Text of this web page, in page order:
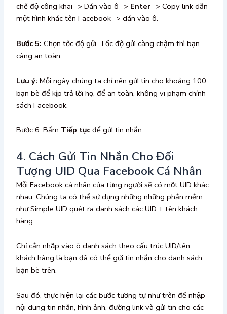
chế độ công khai -> Dán vào ô -> Enter -> Copy link dẫn
một hình khác tên Facebook -> dán vào ô.
Bước 5: Chọn tốc độ gửi. Tốc độ gửi càng chậm thì bạn
càng an toàn.
Lưu ý: Mỗi ngày chúng ta chỉ nên gửi tin cho khoảng 100
bạn bè để kịp trả lời họ, để an toàn, không vi phạm chính
sách Facebook.
Bước 6: Bấm Tiếp tục để gửi tin nhắn
4. Cách Gửi Tin Nhắn Cho Đối
Tượng UID Qua Facebook Cá Nhân
Mỗi Facebook cá nhân của từng người sẽ có một UID khác
nhau. Chúng ta có thể sử dụng những những phần mềm
như Simple UID quét ra danh sách các UID + tên khách
hàng.
Chỉ cần nhập vào ô danh sách theo cấu trúc UID/tên
khách hàng là bạn đã có thể gửi tin nhắn cho danh sách
bạn bè trên.
Sau đó, thực hiện lại các bước tương tự như trên để nhập
nội dung tin nhắn, hình ảnh, đường link và gửi tin cho các